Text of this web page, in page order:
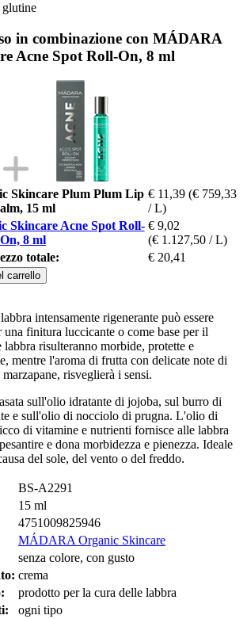
glutine
in combinazione con MÁDARA
Acne Spot Roll-On, 8 ml
Skincare Plum Plum Lip
15 ml
€ 11,39 (€ 759,33
/ L)
Skincare Acne Spot Roll-
On, 8 ml
€ 9,02
(€ 1.127,50 / L)
totale:
€ 20,41
carrello
intensamente rigenerante può essere
finitura luccicante o come base per il
risulteranno morbide, protette e
mentre l'aroma di frutta con delicate note di
risveglierà i sensi.
sull'olio idratante di jojoba, sul burro di
e sull'olio di nocciolo di prugna. L'olio di
di vitamine e nutrienti fornisce alle labbra
e dona morbidezza e pienezza. Ideale
del sole, del vento o del freddo.
BS-A2291
15 ml
4751009825946
MÁDARA Organic Skincare
senza colore, con gusto
crema
prodotto per la cura delle labbra
ogni tipo